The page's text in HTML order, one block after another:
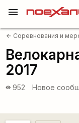
menu
arrow_back Соревнования и
2017
visibility 952 Новое